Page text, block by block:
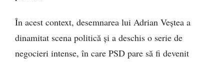
În acest context, desemnarea lui Adrian Veștea a
dinamitat scena politică și a deschis o serie de
negocieri intense, în care PSD pare să fi devenit